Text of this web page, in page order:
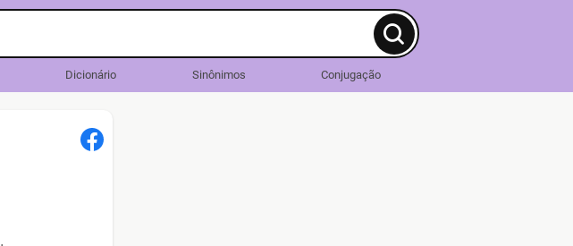
Dicionário Sinônimos Conjugação
.